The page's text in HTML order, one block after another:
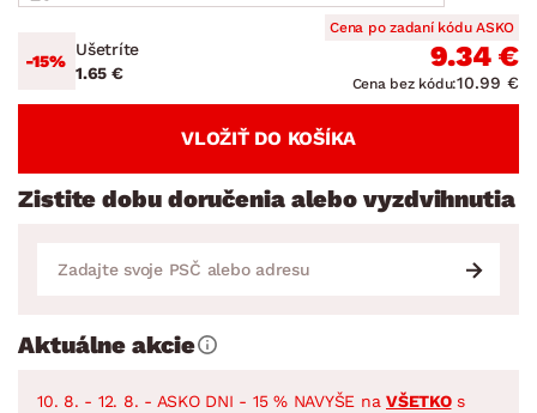
-15%
Ušetríte
1.65 €
Cena po zadaní kódu ASKO
9.34 €
Cena bez kódu:10.99 €
VLOŽIŤ DO KOŠÍKA
Zistite dobu doručenia alebo vyzdvihnutia
Aktuálne akcie
10. 8. - 12. 8. - ASKO DNI - 15 % NAVYŠE na VŠETKOs